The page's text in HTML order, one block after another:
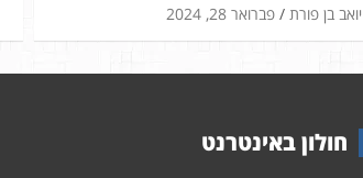
פברואר 28, 2024 יואב בן פורת
חולון באינטרנט